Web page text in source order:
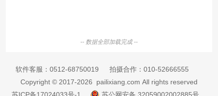
-- 数据全部加载完成 --
软件客服： 0512-68750019 拍摄合作： 010-52666555
Copyright © 2017-2026 pailixiang.com All rights reserved
苏ICP备17024033号-1
苏公网安备 32059002002885号